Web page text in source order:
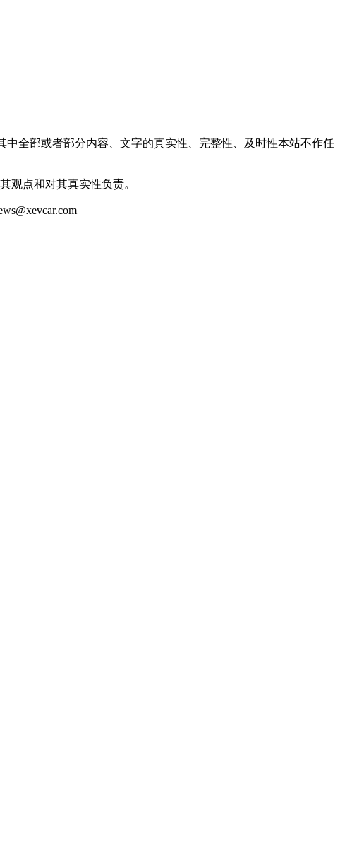
全部或者部分内容、文字的真实性、完整性、及时性本站不作任
观点和对其真实性负责。